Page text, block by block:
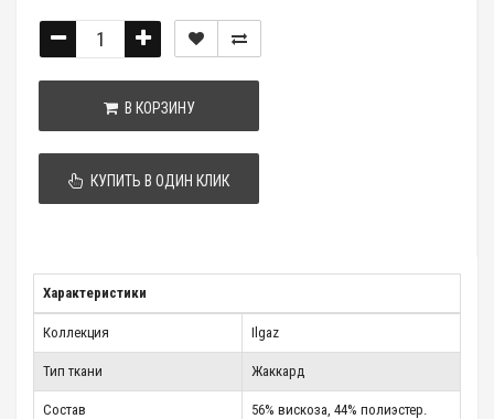
В КОРЗИНУ
КУПИТЬ В ОДИН КЛИК
Характеристики
Коллекция Ilgaz
Тип ткани Жаккард
Состав 56% вискоза, 44% полиэстер.